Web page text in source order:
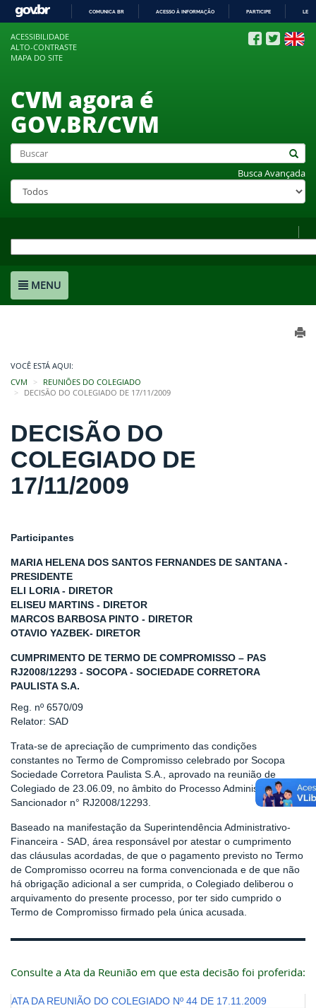
COMUNICA BR ACESSO À INFORMAÇÃO PARTICIPE
ACESSIBILIDADE
ALTO-CONTRASTE
MAPA DO SITE
CVM agora é
GOV.BR/CVM
Busca Avançada
MENU
VOCÊ ESTÁ AQUI:
CVM
REUNIÕES DO COLEGIADO
DECISÃO DO COLEGIADO DE 17/11/2009
DECISÃO DO
COLEGIADO DE
17/11/2009
Participantes
MARIA HELENA DOS SANTOS FERNANDES DE SANTANA -
PRESIDENTE
ELI LORIA - DIRETOR
ELISEU MARTINS - DIRETOR
MARCOS BARBOSA PINTO - DIRETOR
OTAVIO YAZBEK- DIRETOR
CUMPRIMENTO DE TERMO DE COMPROMISSO – PAS
RJ2008/12293 - SOCOPA - SOCIEDADE CORRETORA
PAULISTA S.A.
Reg. nº 6570/09
Relator: SAD
Trata-se de apreciação de cumprimento das condições
constantes no Termo de Compromisso celebrado por Socopa
Sociedade Corretora Paulista S.A., aprovado na reunião de
Colegiado de 23.06.09, no âmbito do Processo Administrativo
Sancionador n° RJ2008/12293.
Baseado na manifestação da Superintendência Administrativo-
Financeira - SAD, área responsável por atestar o cumprimento
das cláusulas acordadas, de que o pagamento previsto no Termo
de Compromisso ocorreu na forma convencionada e de que não
há obrigação adicional a ser cumprida, o Colegiado deliberou o
arquivamento do presente processo, por ter sido cumprido o
Termo de Compromisso firmado pela única acusada.
Consulte a Ata da Reunião em que esta decisão foi proferida:
ATA DA REUNIÃO DO COLEGIADO Nº 44 DE 17.11.2009